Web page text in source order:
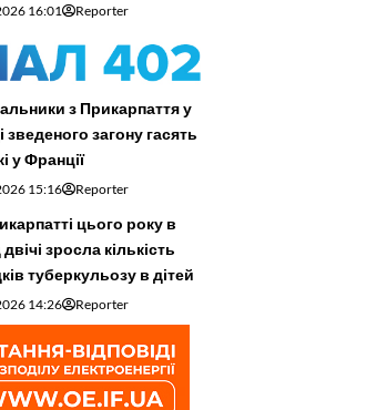
16:01 Reporter
з Прикарпаття у
зведеного загону гасять
у Франції
15:16 Reporter
цього року в
зросла кількість
туберкульозу в дітей
14:26 Reporter